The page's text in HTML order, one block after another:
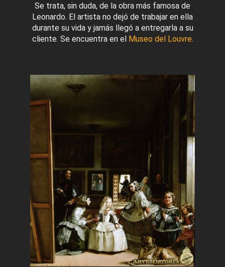
Se trata, sin duda, de la obra más famosa de
Leonardo. El artista no dejó de trabajar en ella
durante su vida y jamás llegó a entregarla a su
cliente. Se encuentra en el Museo del Louvre.